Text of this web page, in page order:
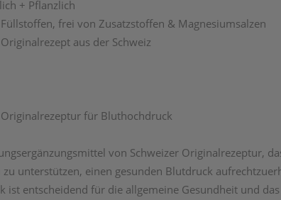
+ Pflanzlich
frei von Zusatzstoffen & Magnesiumsalzen
aus der Schweiz
Originalrezeptur für Bluthochdruck
von Schweizer Originalrezeptur,
unterstützen, einen gesunden Blutdruck
ist entscheidend für die allgemeine Gesundheit und